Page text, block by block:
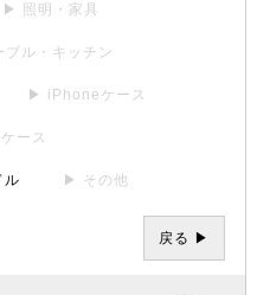
▶ 照明・家具
ル・キッチン
▶ iPhoneケース
ース
ル ▶ その他
戻る ▶